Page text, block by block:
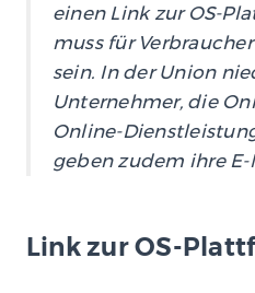
einen Link zur OS-
muss für
sein. In der Union
Unternehmer, die
Online-
geben zudem ihre E-
Link zur OS-